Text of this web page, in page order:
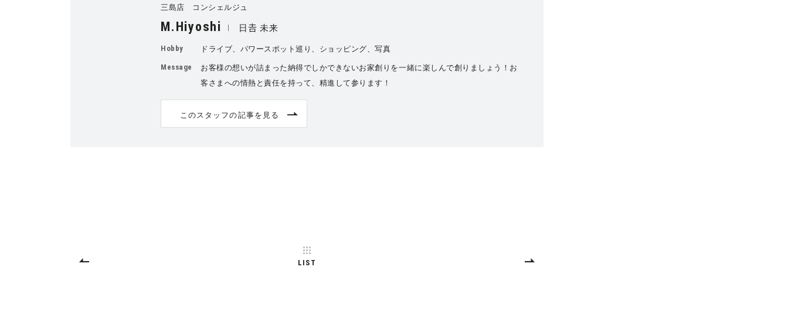
三島店 コンシェルジュ
M.Hiyoshi 日𠮷 未来
Hobby ドライブ、パワースポット巡り、ショッピング、写真
Message
お客様の想いが詰まった納得でしかできないお家創りを一緒に楽しんで創りましょう！お
客さまへの情熱と責任を持って、精進して参ります！
このスタッフの記事を見る
LIST